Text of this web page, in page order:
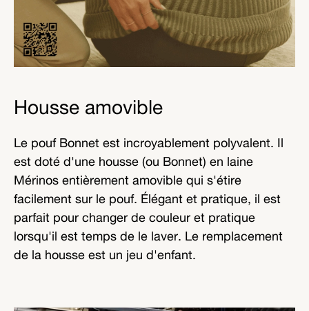
Housse amovible
Le pouf Bonnet est incroyablement polyvalent. Il
est doté d'une housse (ou Bonnet) en laine
Mérinos entièrement amovible qui s'étire
facilement sur le pouf. Élégant et pratique, il est
parfait pour changer de couleur et pratique
lorsqu'il est temps de le laver. Le remplacement
de la housse est un jeu d'enfant.